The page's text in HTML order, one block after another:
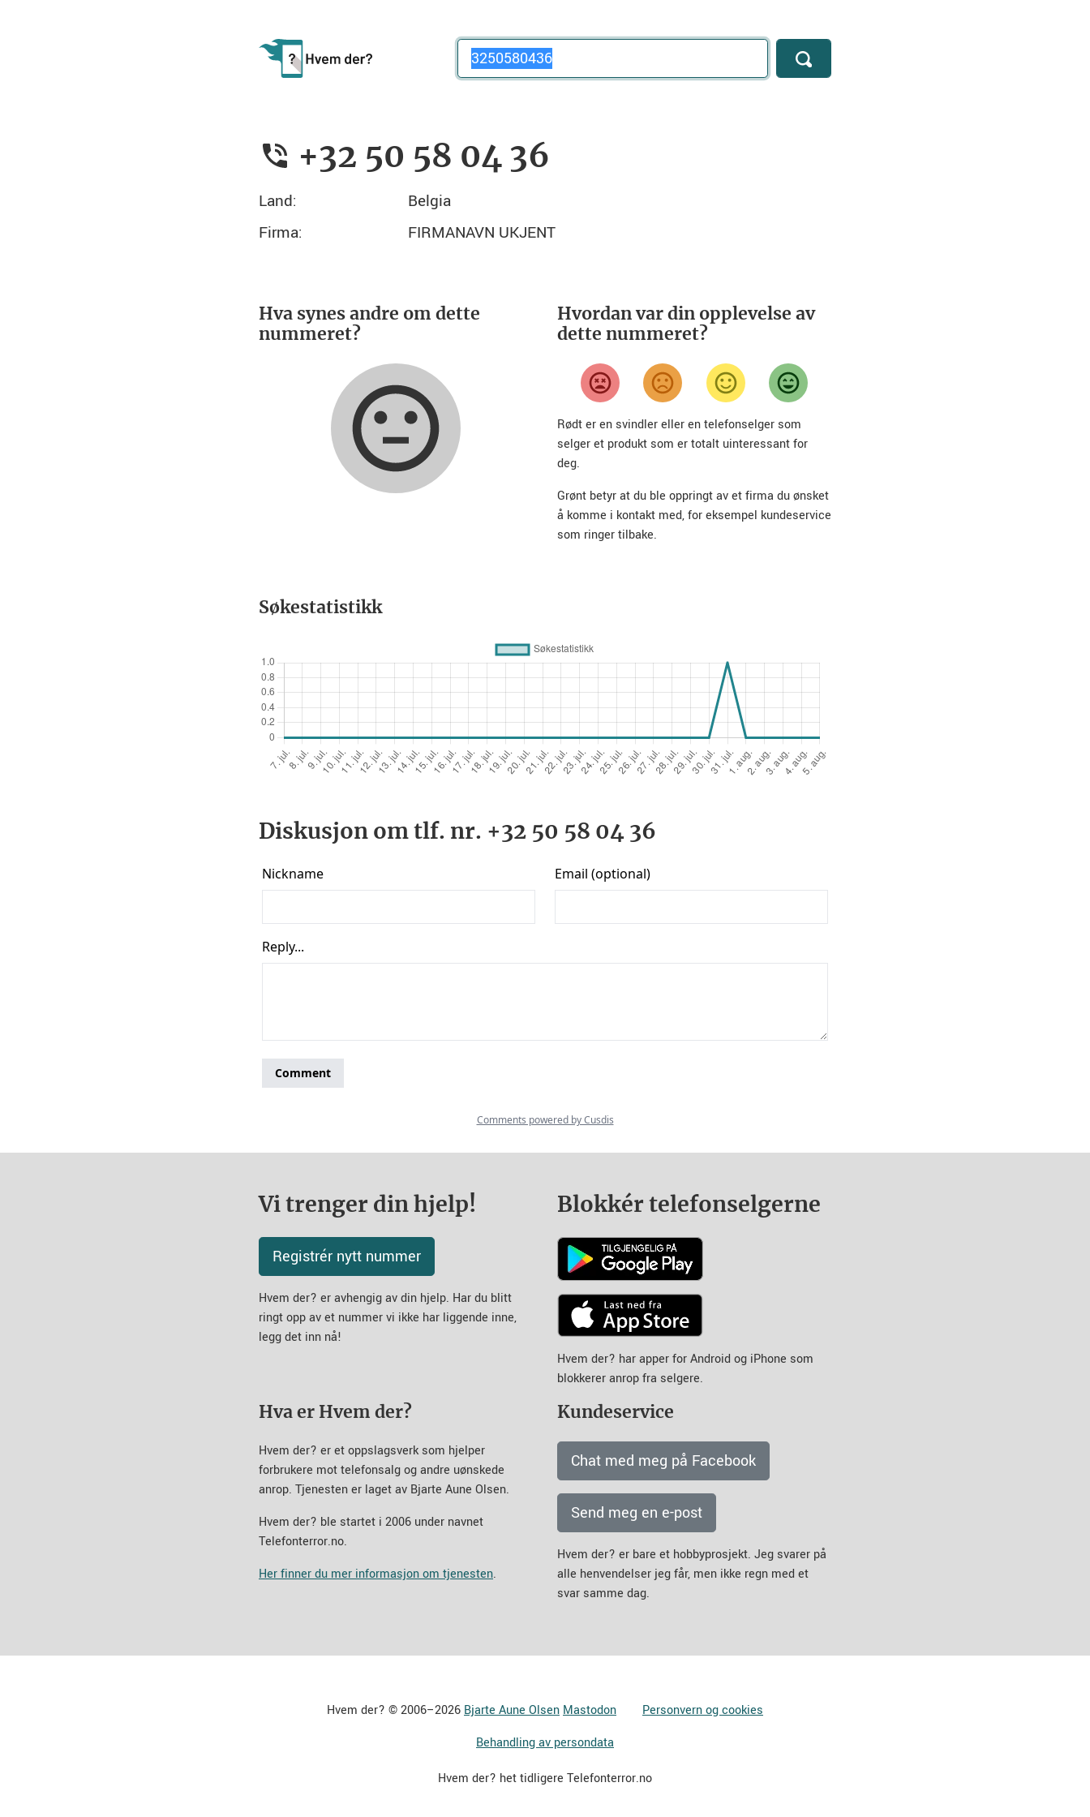
Telefonnummer
+32 50 58 04 36
Land:
Belgia
Firma:
FIRMANAVN UKJENT
Hva synes andre om dette
nummeret?
Hvordan var din opplevelse av
dette nummeret?
Rødt er en svindler eller en telefonselger som
selger et produkt som er totalt uinteressant for
deg.
Grønt betyr at du ble oppringt av et firma du ønsket
å komme i kontakt med, for eksempel kundeservice
som ringer tilbake.
Søkestatistikk
Diskusjon om tlf. nr. +32 50 58 04 36
Vi trenger din hjelp!
Registrér nytt nummer
Hvem der? er avhengig av din hjelp. Har du blitt
ringt opp av et nummer vi ikke har liggende inne,
legg det inn nå!
Blokkér telefonselgerne
Hvem der? har apper for Android og iPhone som
blokkerer anrop fra selgere.
Hva er Hvem der?
Hvem der? er et oppslagsverk som hjelper
forbrukere mot telefonsalg og andre uønskede
anrop. Tjenesten er laget av Bjarte Aune Olsen.
Hvem der? ble startet i 2006 under navnet
Telefonterror.no.
Her finner du mer informasjon om tjenesten.
Kundeservice
Chat med meg på Facebook
Send meg en e-post
Hvem der? er bare et hobbyprosjekt. Jeg svarer på
alle henvendelser jeg får, men ikke regn med et
svar samme dag.
Hvem der? © 2006–2026 Bjarte Aune Olsen Mastodon
Personvern og cookies
Behandling av persondata
Hvem der? het tidligere Telefonterror.no